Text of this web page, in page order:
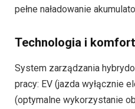
pełne naładowanie
Technologia i komfort
System zarządzania
pracy: EV (jazda wyłącznie
(optymalne wykorzystanie